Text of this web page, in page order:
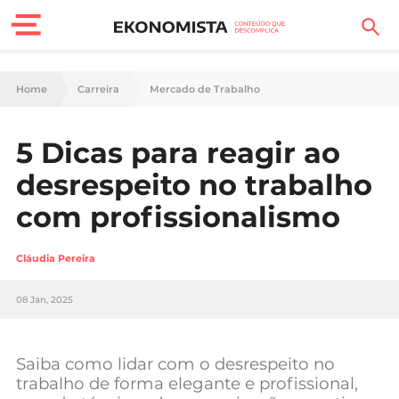
Finanças Pessoais
Carreira
Casa
Lifestyle
Sociedade
Negócios
Home Carreira Mercado de Trabalho
5 Dicas para reagir ao
desrespeito no trabalho
com profissionalismo
Cláudia Pereira
08 Jan, 2025
Saiba como lidar com o desrespeito no
trabalho de forma elegante e profissional,